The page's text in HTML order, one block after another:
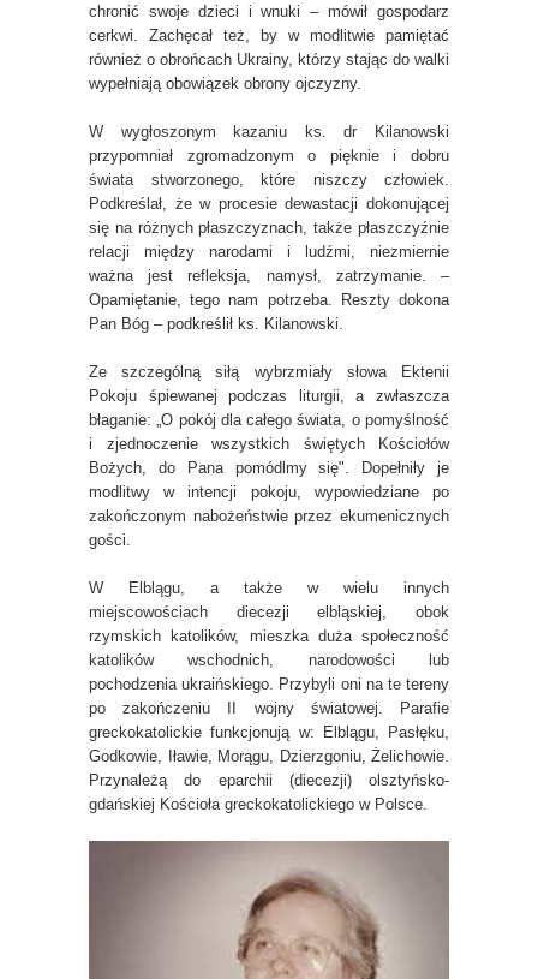
chronić swoje dzieci i wnuki – mówił gospodarz
cerkwi. Zachęcał też, by w modlitwie pamiętać
również o obrońcach Ukrainy, którzy stając do walki
wypełniają obowiązek obrony ojczyzny.
W wygłoszonym kazaniu ks. dr Kilanowski
przypomniał zgromadzonym o pięknie i dobru
świata stworzonego, które niszczy człowiek.
Podkreślał, że w procesie dewastacji dokonującej
się na różnych płaszczyznach, także płaszczyźnie
relacji między narodami i ludźmi, niezmiernie
ważna jest refleksja, namysł, zatrzymanie. –
Opamiętanie, tego nam potrzeba. Reszty dokona
Pan Bóg – podkreślił ks. Kilanowski.
Ze szczególną siłą wybrzmiały słowa Ektenii
Pokoju śpiewanej podczas liturgii, a zwłaszcza
błaganie: „O pokój dla całego świata, o pomyślność
i zjednoczenie wszystkich świętych Kościołów
Bożych, do Pana pomódlmy się". Dopełniły je
modlitwy w intencji pokoju, wypowiedziane po
zakończonym nabożeństwie przez ekumenicznych
gości.
W Elblągu, a także w wielu innych
miejscowościach diecezji elbląskiej, obok
rzymskich katolików, mieszka duża społeczność
katolików wschodnich, narodowości lub
pochodzenia ukraińskiego. Przybyli oni na te tereny
po zakończeniu II wojny światowej. Parafie
greckokatolickie funkcjonują w: Elblągu, Pasłęku,
Godkowie, Iławie, Morągu, Dzierzgoniu, Żelichowie.
Przynależą do eparchii (diecezji) olsztyńsko-
gdańskiej Kościoła greckokatolickiego w Polsce.